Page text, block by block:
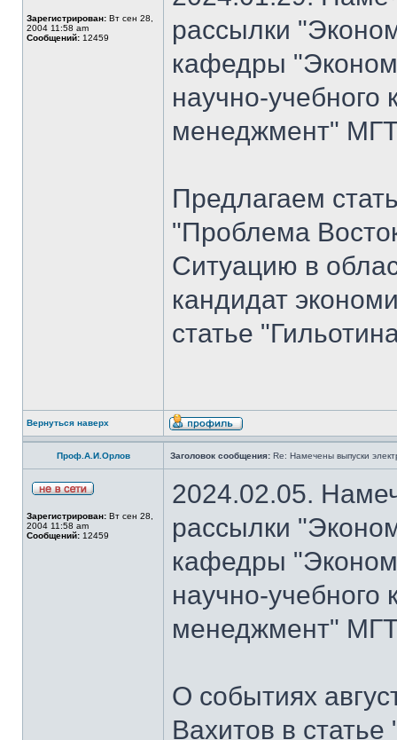
Зарегистрирован: Вт сен 28,
2004 11:58 am
Сообщений: 12459
рассылки
кафедры
научно-
менеджмент"
Предлагаем
"Проблема
Ситуацию в
кандидат
статье
Вернуться наверх
Проф.А.И.Орлов Заголовок сообщения: Re: Намечены выпуски
Зарегистрирован: Вт сен 28,
2004 11:58 am
Сообщений: 12459
2024.02.05.
рассылки
кафедры
научно-
менеджмент"
О событиях
Вахитов в